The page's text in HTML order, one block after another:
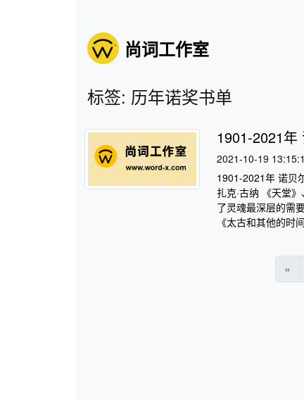
尚词工作室
标签: 历年诺奖书单
1901-2021
2021-10-19
1901-2021年 诺贝
扎克·古纳 《天堂
了灵魂最深层的需
《太古和其他的时
«